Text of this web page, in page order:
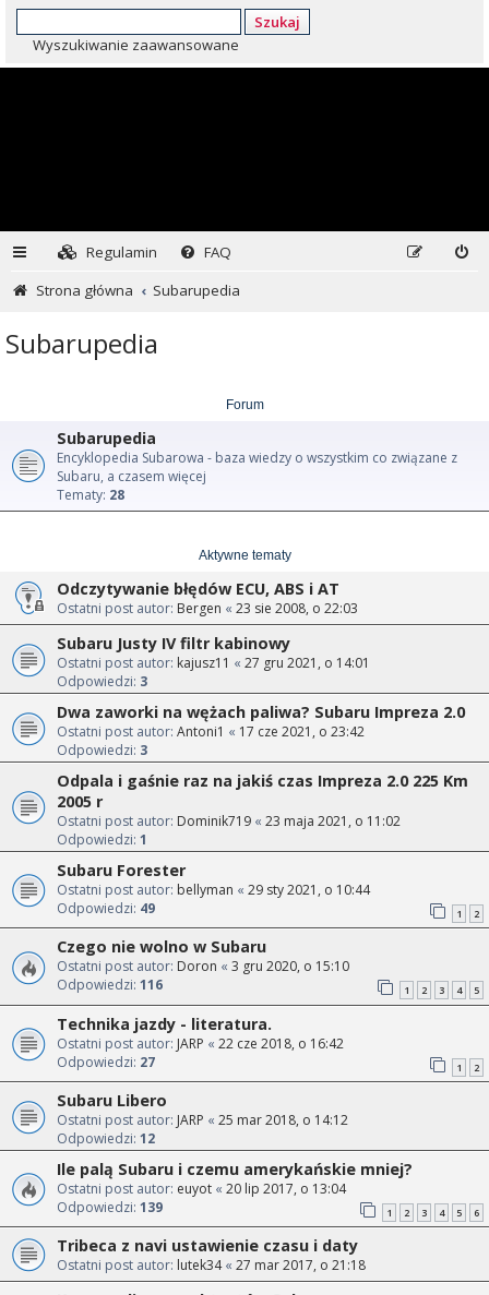
Szukaj
Wyszukiwanie zaawansowane
Regulamin
FAQ
Strona główna
Subarupedia
Subarupedia
Forum
Subarupedia
Encyklopedia Subarowa - baza wiedzy o wszystkim co związane z
Subaru, a czasem więcej
Tematy: 28
Aktywne tematy
Odczytywanie błędów ECU, ABS i AT
Ostatni post autor: Bergen « 23 sie 2008, o 22:03
Subaru Justy IV filtr kabinowy
Ostatni post autor: kajusz11 « 27 gru 2021, o 14:01
Odpowiedzi: 3
Dwa zaworki na wężach paliwa? Subaru Impreza 2.0
Ostatni post autor: Antoni1 « 17 cze 2021, o 23:42
Odpowiedzi: 3
Odpala i gaśnie raz na jakiś czas Impreza 2.0 225 Km
2005 r
Ostatni post autor: Dominik719 « 23 maja 2021, o 11:02
Odpowiedzi: 1
Subaru Forester
Ostatni post autor: bellyman « 29 sty 2021, o 10:44
Odpowiedzi: 49 1 2
Czego nie wolno w Subaru
Ostatni post autor: Doron « 3 gru 2020, o 15:10
Odpowiedzi: 116 1 2 3 4 5
Technika jazdy - literatura.
Ostatni post autor: JARP « 22 cze 2018, o 16:42
Odpowiedzi: 27 1 2
Subaru Libero
Ostatni post autor: JARP « 25 mar 2018, o 14:12
Odpowiedzi: 12
Ile palą Subaru i czemu amerykańskie mniej?
Ostatni post autor: euyot « 20 lip 2017, o 13:04
Odpowiedzi: 139 1 2 3 4 5 6
Tribeca z navi ustawienie czasu i daty
Ostatni post autor: lutek34« 27 mar 2017, o 21:18